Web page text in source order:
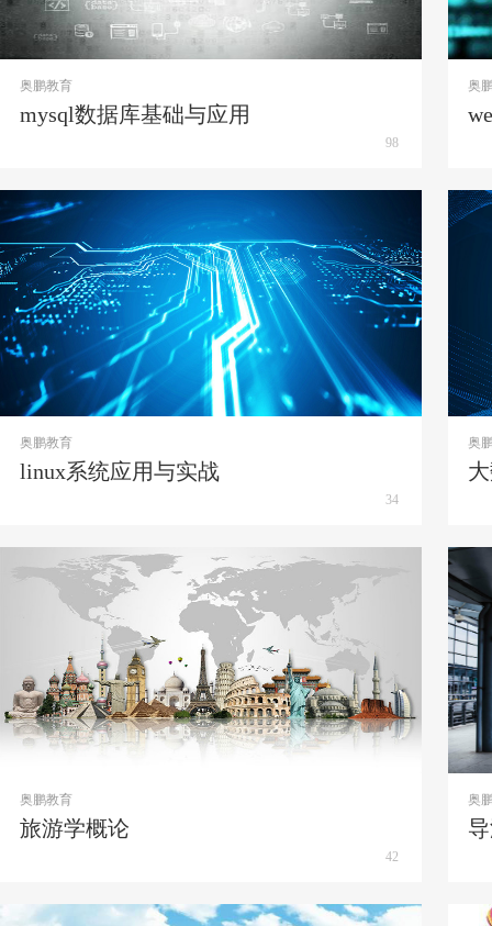
奥鹏教育
mysql数据库基础与应用
98
奥
奥鹏教育
linux系统应用与实战
34
奥
奥鹏教育
旅游学概论
42
奥